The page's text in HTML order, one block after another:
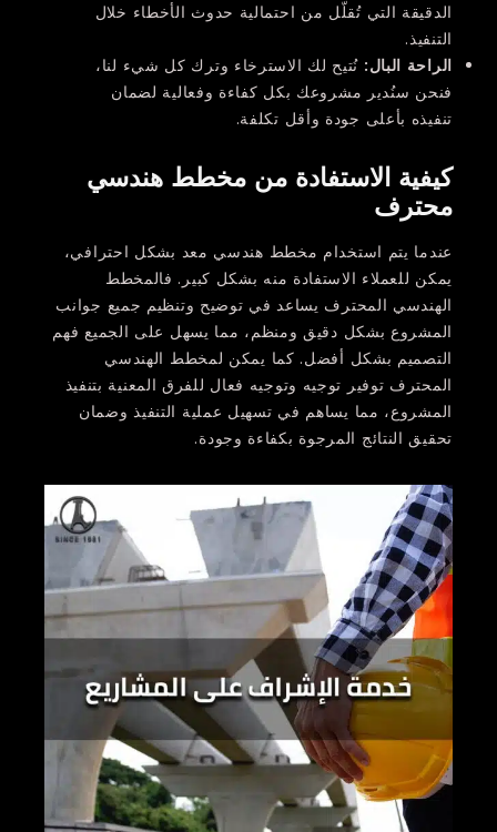
الدقيقة التي تُقلّل من احتمالية حدوث الأخطاء خلال
التنفيذ.
الراحة البال: نُتيح لك الاسترخاء وترك كل شيء لنا،
فنحن سنُدير مشروعك بكل كفاءة وفعالية لضمان
تنفيذه بأعلى جودة وأقل تكلفة.
كيفية الاستفادة من مخطط هندسي
محترف
عندما يتم استخدام مخطط هندسي معد بشكل احترافي،
يمكن للعملاء الاستفادة منه بشكل كبير. فالمخطط
الهندسي المحترف يساعد في توضيح وتنظيم جميع جوانب
المشروع بشكل دقيق ومنظم، مما يسهل على الجميع فهم
التصميم بشكل أفضل. كما يمكن لمخطط الهندسي
المحترف توفير توجيه وتوجيه فعال للفرق المعنية بتنفيذ
المشروع، مما يساهم في تسهيل عملية التنفيذ وضمان
تحقيق النتائج المرجوة بكفاءة وجودة.